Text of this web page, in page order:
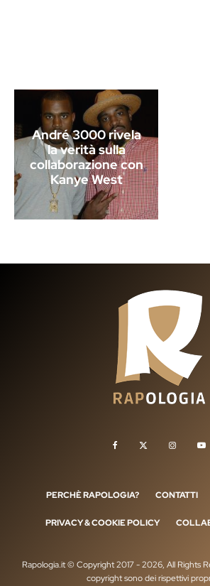
André 3000 rivela
la verità sulla
collaborazione con
Kanye West
PERCHÈ RAPOLOGIA? CONTATTI
PRIVACY & COOKIE POLICY
Rapologia.it © Copyright 2017 - 2026, All Rights
copyright sono dei rispettivi